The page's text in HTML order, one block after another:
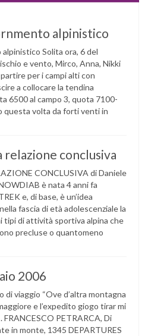
alpinistico
Solita ora, 6 del
e vento, Mirco, Anna, Nikki
per i campi alti con
a collocare la tendina
6500 al campo 3, quota 7100-
volta da forti venti in
relazione conclusiva
CONCLUSIVA di Daniele
è nata 4 anni fa
e, di base, è un’idea
fascia di età adolescenziale la
tipi di attività sportiva alpina che
precluse o quantomeno
2006
di viaggio “Ove d’altra montagna
e l’expedito giogo tirar mi
PETRARCA, Di
in monte, 1345 DEPARTURES